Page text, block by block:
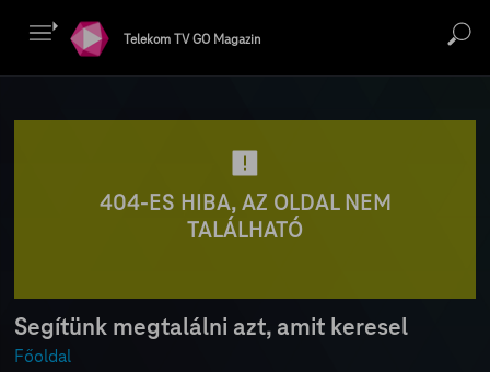
Telekom TV GO Magazin
404-ES HIBA, AZ OLDAL NEM
TALÁLHATÓ
Segítünk megtalálni azt, amit keresel
Főoldal